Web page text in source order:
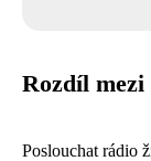
Rozdíl
Poslouchat rádio